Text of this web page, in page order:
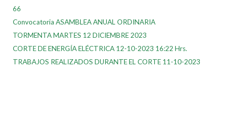
66
Convocatoria ASAMBLEA ANUAL ORDINARIA
TORMENTA MARTES 12 DICIEMBRE 2023
CORTE DE ENERGÍA ELÉCTRICA 12-10-2023 16:22 Hrs.
TRABAJOS REALIZADOS DURANTE EL CORTE 11-10-2023